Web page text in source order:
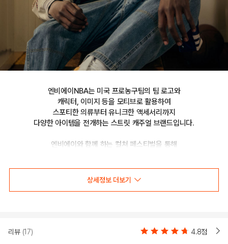
엔비에이NBA는 미국 프로농구팀의 팀 로고와
캐릭터, 이미지 등을 모티브로 활용하여
스포티한 의류부터 유니크한 액세서리까지
다양한 아이템을 전개하는 스트릿 캐주얼 브랜드입니다.
엔비에이와 함께 하는 컬쳐 페스티벌을 통해
상세정보 더보기
리뷰 (17) 4.8점